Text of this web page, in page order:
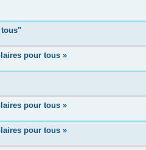
tous"
pour tous »
pour tous »
pour tous »